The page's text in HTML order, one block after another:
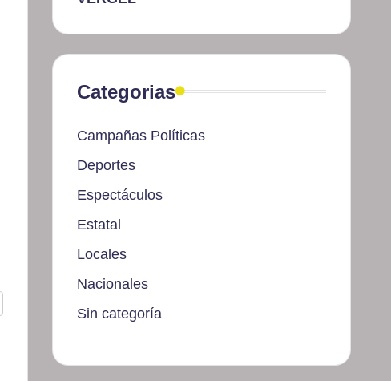
Categorias
Campañas Políticas
Deportes
Espectáculos
Estatal
Locales
Nacionales
Sin categoría